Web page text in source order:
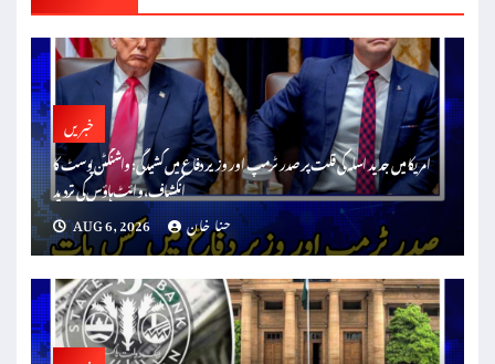
خبریں
امریکا میں جدید اسلہ کی قلت پر صدر ٹرمپ اور وزیر دفاع میں کشیدگی: واشنگٹن پوسٹ کا
انکشاف، وائٹ ہاؤس کی تردید
AUG 6, 2026
حنا خان